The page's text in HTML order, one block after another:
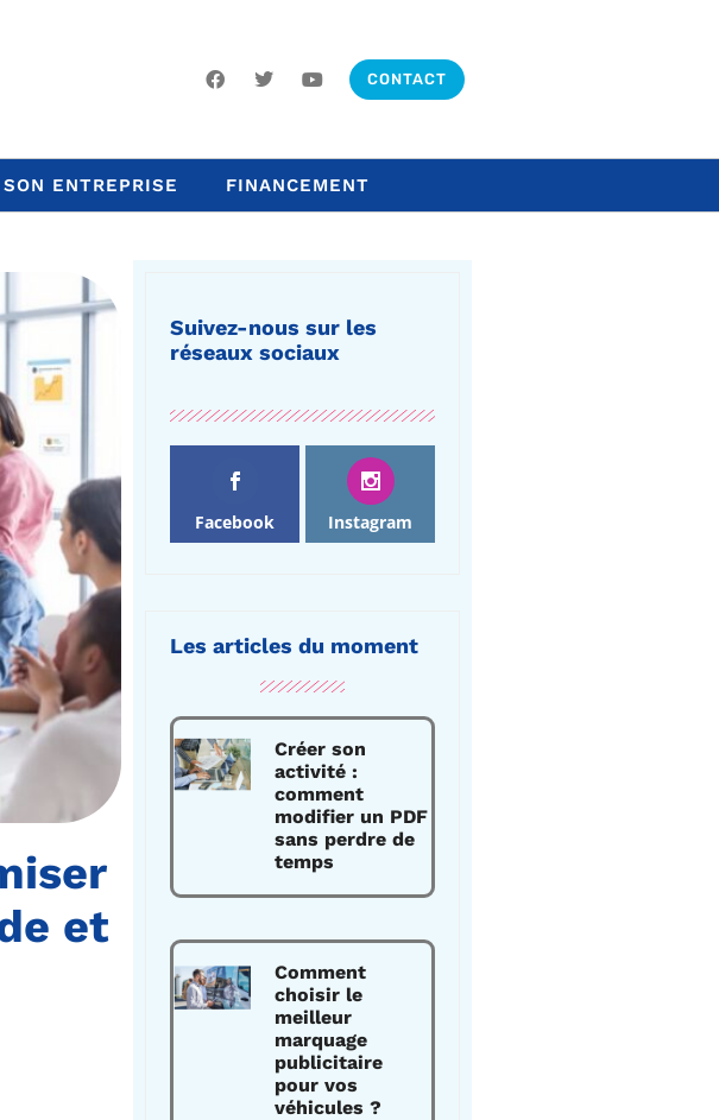
CONTACT
ENTREPRISE FINANCEMENT
et
Suivez-nous sur les
réseaux sociaux
Facebook Instagram
Les articles du moment
Créer son
activité :
comment
modifier un PDF
sans perdre de
temps
Comment
choisir le
meilleur
marquage
publicitaire
pour vos
véhicules ?